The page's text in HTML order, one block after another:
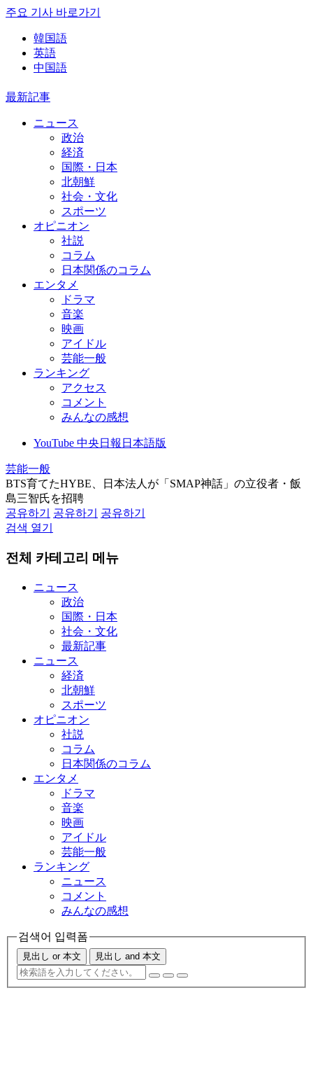
주요 기사 바로가기
韓国語
英語
中国語
最新記事
ニュース
政治
経済
国際・日本
北朝鮮
社会・文化
スポーツ
オピニオン
社説
コラム
日本関係のコラム
エンタメ
ドラマ
音楽
映画
アイドル
芸能一般
ランキング
アクセス
コメント
みんなの感想
YouTube 中央日報日本語版
芸能一般
BTS育てたHYBE、日本法人が「SMAP神話」の立役者・飯
島三智氏を招聘
공유하기
공유하기
공유하기
검색 열기
전체 카테고리 메뉴
ニュース
政治
国際・日本
社会・文化
最新記事
ニュース
経済
北朝鮮
スポーツ
オピニオン
社説
コラム
日本関係のコラム
エンタメ
ドラマ
音楽
映画
アイドル
芸能一般
ランキング
ニュース
コメント
みんなの感想
검색어 입력폼
見出し or 本文 見出し and 本文